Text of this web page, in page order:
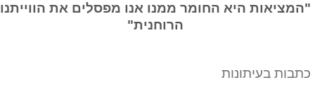
היא החומר ממנו אנו מפסלים את הווייתנו
הרוחנית"
בעיתונות